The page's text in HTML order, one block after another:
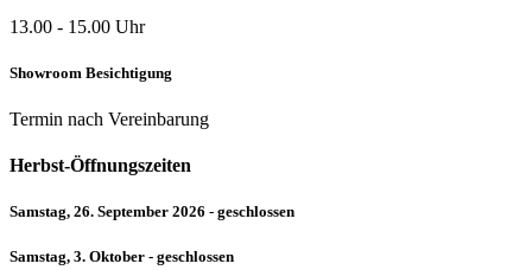
13.00 - 15.00 Uhr
Showroom Besichtigung
Termin nach Vereinbarung
Herbst-Öffnungszeiten
Samstag, 26. September 2026 - geschlossen
Samstag, 3. Oktober - geschlossen